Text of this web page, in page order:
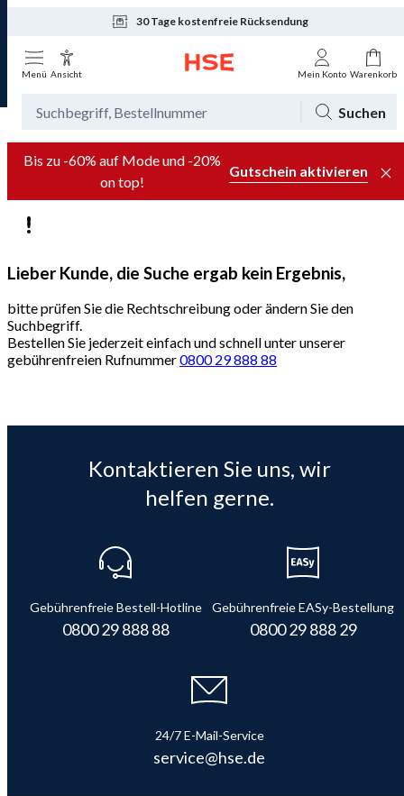
30 Tage kostenfreie Rücksendung
Tagesaktuelle Angebote
Menü Ansicht Mein Konto Warenkorb
Suchen
Bis zu -60% auf Mode und -20%
on top!
Gutschein aktivieren
Lieber Kunde, die Suche ergab kein Ergebnis,
bitte prüfen Sie die Rechtschreibung oder ändern Sie den
Suchbegriff.
Bestellen Sie jederzeit einfach und schnell unter unserer
gebührenfreien Rufnummer0800 29 888 88
Kontaktieren Sie uns, wir
helfen gerne.
Gebührenfreie Bestell-Hotline
0800 29 888 88
Gebührenfreie EASy-Bestellung
0800 29 888 29
24/7 E-Mail-Service
service@hse.de